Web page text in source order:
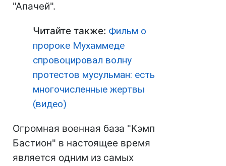
"Апачей".
Читайте также: Фильм о
пророке Мухаммеде
спровоцировал волну
протестов мусульман: есть
многочисленные жертвы
(видео)
Огромная военная база "Кэмп
Бастион" в настоящее время
является одним из самых